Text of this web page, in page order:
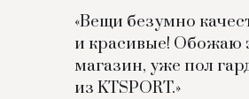
«Вещи безумно
и красивые! Обожаю
магазин, уже пол
из KTSPORT.»